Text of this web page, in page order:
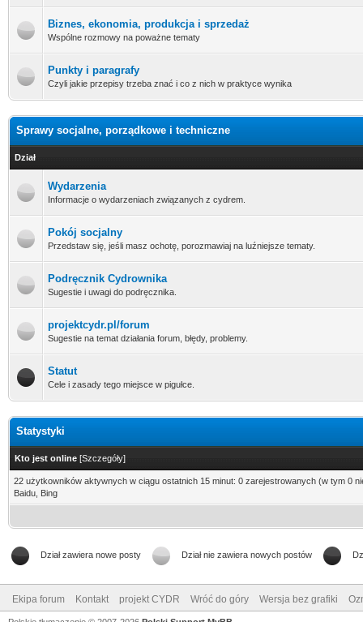
Biznes, ekonomia, produkcja i sprzedaż
Wspólne rozmowy na poważne tematy
Punkty i paragrafy
Czyli jakie przepisy trzeba znać i co z nich w praktyce wynika
Sprawy socjalne, porządkowe i techniczne
Dział
Wydarzenia
Informacje o wydarzeniach związanych z cydrem.
Pokój socjalny
Przedstaw się, jeśli masz ochotę, porozmawiaj na luźniejsze tematy.
Podręcznik Cydrownika
Sugestie i uwagi do podręcznika.
projektcydr.pl/forum
Sugestie na temat działania forum, błędy, problemy.
Statut
Cele i zasady tego miejsce w pigułce.
Statystyki
Kto jest online [Szczegóły]
22 użytkowników aktywnych w ciągu ostatnich 15 minut: 0 zarejestrowanych (w tym 0
Baidu, Bing
Dział zawiera nowe posty Dział nie zawiera nowych postów
Ekipa forum Kontakt projekt CYDR Wróć do góry Wersja bez grafiki